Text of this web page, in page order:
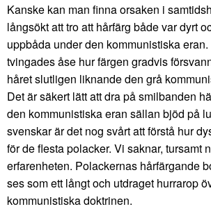
Kanske kan man finna orsaken i
långsökt att tro att hårfärg både var dyrt
uppbåda under den kommunistiska
tvingades åse hur färgen gradvis
håret slutligen liknande den grå
Det är säkert lätt att dra på smilbanden
den kommunistiska eran sällan bjöd på
svenskar är det nog svårt att förstå hur
för de flesta polacker. Vi saknar, tursamt
erfarenheten. Polackernas hårfärgande
ses som ett långt och utdraget hurrarop
kommunistiska doktrinen.